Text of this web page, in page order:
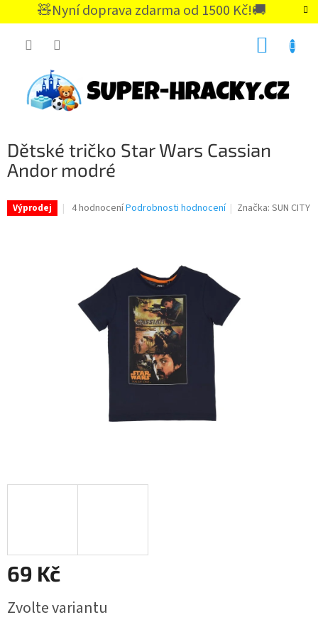
🧸Nyní doprava zdarma od 1500 Kč!🚚
CZK
Dětské tričko Star Wars Cassian
Andor modré
Výprodej
Průměrné
hvězdiček.
4 hodnoceníPodrobnosti hodnocení Značka:SUN CITY
69 Kč
cena:
Zvolte variantu